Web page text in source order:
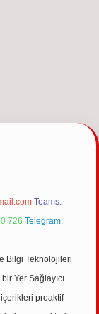
Teams:
726 Telegram:
Bilgi Teknolojileri
Yer Sağlayıcı
proaktif